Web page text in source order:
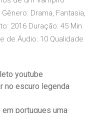
Drama, Fantasia,
2016 Duração: 45 Min
de Áudio: 10 Qualidade
youtube
no escuro legenda
portugues uma